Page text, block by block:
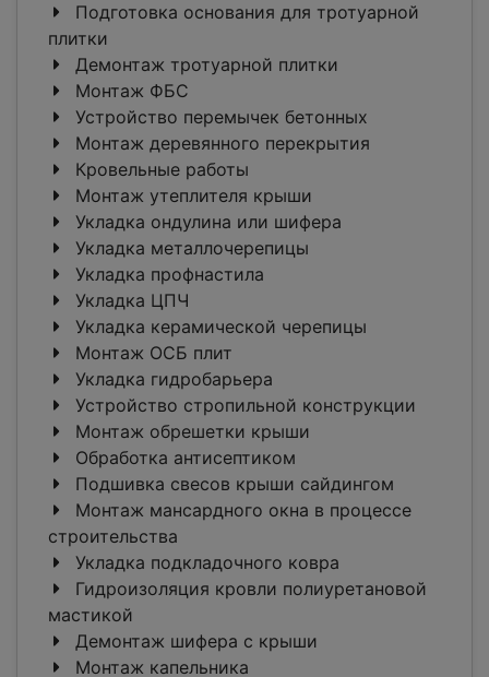
Подготовка основания для тротуарной
плитки
Демонтаж тротуарной плитки
Монтаж ФБС
Устройство перемычек бетонных
Монтаж деревянного перекрытия
Кровельные работы
Монтаж утеплителя крыши
Укладка ондулина или шифера
Укладка металлочерепицы
Укладка профнастила
Укладка ЦПЧ
Укладка керамической черепицы
Монтаж ОСБ плит
Укладка гидробарьера
Устройство стропильной конструкции
Монтаж обрешетки крыши
Обработка антисептиком
Подшивка свесов крыши сайдингом
Монтаж мансардного окна в процессе
строительства
Укладка подкладочного ковра
Гидроизоляция кровли полиуретановой
мастикой
Демонтаж шифера с крыши
Монтаж капельника